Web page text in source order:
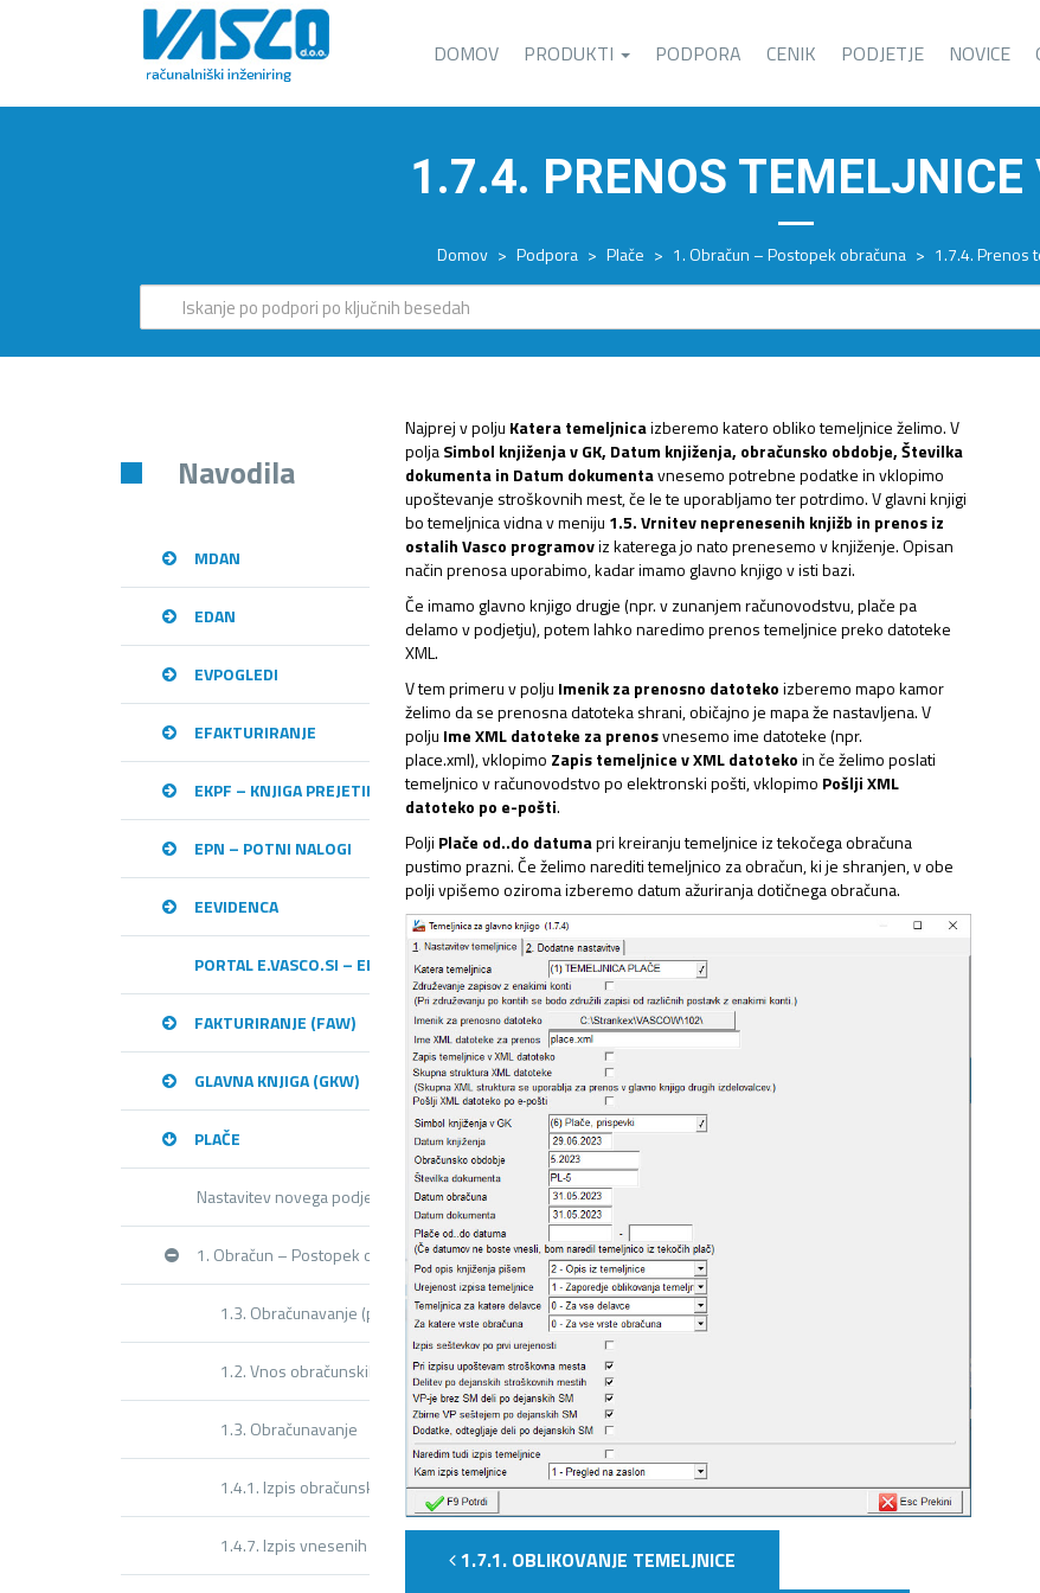
DOMOV PRODUKTI PODPORA CENIK PODJETJE NOVICE
1.7.4. PRENOS TEMELJNICE
Domov > Podpora > Plače > 1. Obračun – Postopek obračuna > 1.7.4. Prenos
Navodila
MDAN
EDAN
EVPOGLEDI
EFAKTURIRANJE
EKPF – KNJIGA PREJETIH RAČUNOV
EPN – POTNI NALOGI
EEVIDENCA
PORTAL E.VASCO.SI – ELEKTRONSKA IZMENJAVA DOKUMENTOV
FAKTURIRANJE (FAW)
GLAVNA KNJIGA (GKW)
PLAČE
Nastavitev novega podjetja
1. Obračun – Postopek obračuna
1.3. Obračunavanje (priprava)
1.2. Vnos obračunskih listov
1.3. Obračunavanje
1.4.1. Izpis obračunskih listov
1.4.7. Izpis vnesenih postavk
Najprej v polju Katera temeljnicaizberemo katero obliko temeljnice želimo. V
poljaSimbol knjiženja v GK, Datum knjiženja, obračunsko obdobje, Številka
dokumenta in Datum dokumentavnesemo potrebne podatke in vklopimo
upoštevanje stroškovnih mest, če le te uporabljamo ter potrdimo. V glavni knjigi
bo temeljnica vidna v meniju 1.5. Vrnitev neprenesenih knjižb in prenos iz
ostalih Vasco programoviz katerega jo nato prenesemo v knjiženje. Opisan
način prenosa uporabimo, kadar imamo glavno knjigo v isti bazi.
Če imamo glavno knjigo drugje (npr. v zunanjem računovodstvu, plače pa
delamo v podjetju), potem lahko naredimo prenos temeljnice preko datoteke
XML.
V tem primeru v polju Imenik za prenosno datotekoizberemo mapo kamor
želimo da se prenosna datoteka shrani, običajno je mapa že nastavljena. V
polju Ime XML datoteke za prenosvnesemo ime datoteke (npr.
place.xml), vklopimo Zapis temeljnice v XML datotekoin če želimo poslati
temeljnico v računovodstvo po elektronski pošti, vklopimo Pošlji XML
datoteko po e-pošti.
Polji Plače od..do datumapri kreiranju temeljnice iz tekočega obračuna
pustimo prazni. Če želimo narediti temeljnico za obračun, ki je shranjen, v obe
polji vpišemo oziroma izberemo datum ažuriranja dotičnega obračuna.
1.7.1. OBLIKOVANJE TEMELJNICE